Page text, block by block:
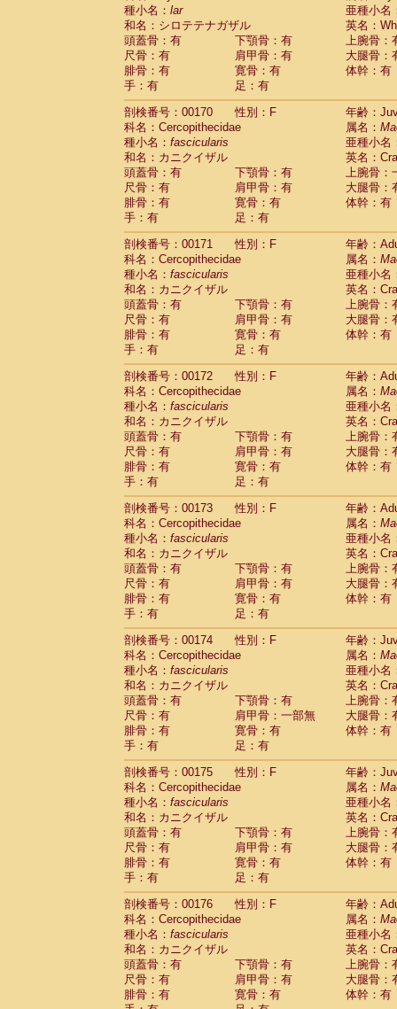
種小名： lar
亜種小名
和名：シロテテナガザル
英名：
頭蓋骨：有
下顎骨：有
上腕骨：
尺骨：有
肩甲骨：有
大腿骨：
腓骨：有
寛骨：有
体幹：有
手：有
足：有
剖検番号：00170
性別：F
年齢：
科名：Cercopithecidae
属名：
種小名： fascicularis
亜種小名
和名：カニクイザル
英名：
頭蓋骨：有
下顎骨：有
上腕骨：
尺骨：有
肩甲骨：有
大腿骨：
腓骨：有
寛骨：有
体幹：有
手：有
足：有
剖検番号：00171
性別：F
年齢：
科名：Cercopithecidae
属名：
種小名： fascicularis
亜種小名
和名：カニクイザル
英名：
頭蓋骨：有
下顎骨：有
上腕骨：
尺骨：有
肩甲骨：有
大腿骨：
腓骨：有
寛骨：有
体幹：有
手：有
足：有
剖検番号：00172
性別：F
年齢：
科名：Cercopithecidae
属名：
種小名： fascicularis
亜種小名
和名：カニクイザル
英名：
頭蓋骨：有
下顎骨：有
上腕骨：
尺骨：有
肩甲骨：有
大腿骨：
腓骨：有
寛骨：有
体幹：有
手：有
足：有
剖検番号：00173
性別：F
年齢：
科名：Cercopithecidae
属名：
種小名： fascicularis
亜種小名
和名：カニクイザル
英名：
頭蓋骨：有
下顎骨：有
上腕骨：
尺骨：有
肩甲骨：有
大腿骨：
腓骨：有
寛骨：有
体幹：有
手：有
足：有
剖検番号：00174
性別：F
年齢：
科名：Cercopithecidae
属名：
種小名： fascicularis
亜種小名
和名：カニクイザル
英名：
頭蓋骨：有
下顎骨：有
上腕骨：
尺骨：有
肩甲骨：一部無
大腿骨：
腓骨：有
寛骨：有
体幹：有
手：有
足：有
剖検番号：00175
性別：F
年齢：
科名：Cercopithecidae
属名：
種小名： fascicularis
亜種小名
和名：カニクイザル
英名：
頭蓋骨：有
下顎骨：有
上腕骨：
尺骨：有
肩甲骨：有
大腿骨：
腓骨：有
寛骨：有
体幹：有
手：有
足：有
剖検番号：00176
性別：F
年齢：
科名：Cercopithecidae
属名：
種小名： fascicularis
亜種小名
和名：カニクイザル
英名：
頭蓋骨：有
下顎骨：有
上腕骨：
尺骨：有
肩甲骨：有
大腿骨：
腓骨：有
寛骨：有
体幹：有